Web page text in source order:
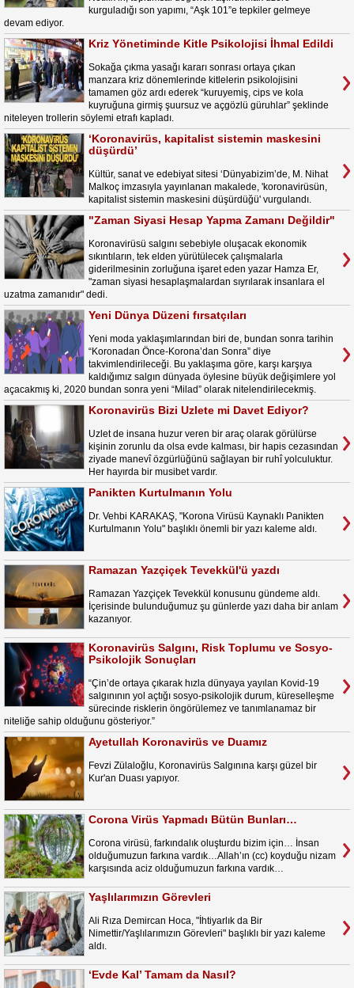
kurguladığı son yapımı, “Aşk 101”e tepkiler gelmeye
devam ediyor.
Kriz Yönetiminde Kitle Psikolojisi İhmal Edildi
Sokağa çıkma yasağı kararı sonrası ortaya çıkan
manzara kriz dönemlerinde kitlelerin psikolojisini
tamamen göz ardı ederek “kuruyemiş, cips ve kola
kuyruğuna girmiş şuursuz ve açgözlü güruhlar” şeklinde
niteleyen trollerin söylemi etrafı kapladı.
‘Koronavirüs, kapitalist sistemin maskesini
düşürdü’
Kültür, sanat ve edebiyat sitesi ‘Dünyabizim’de, M. Nihat
Malkoç imzasıyla yayınlanan makalede, 'koronavirüsün,
kapitalist sistemin maskesini düşürdüğü' vurgulandı.
"Zaman Siyasi Hesap Yapma Zamanı Değildir"
Koronavirüsü salgını sebebiyle oluşacak ekonomik
sıkıntıların, tek elden yürütülecek çalışmalarla
giderilmesinin zorluğuna işaret eden yazar Hamza Er,
"zaman siyasi hesaplaşmalardan sıyrılarak insanlara el
uzatma zamanıdır" dedi.
Yeni Dünya Düzeni fırsatçıları
Yeni moda yaklaşımlarından biri de, bundan sonra tarihin
“Koronadan Önce-Korona’dan Sonra” diye
takvimlendirileceği. Bu yaklaşıma göre, karşı karşıya
kaldığımız salgın dünyada öylesine büyük değişimlere yol
açacakmış ki, 2020 bundan sonra yeni “Milad” olarak nitelendirilecekmiş.
Koronavirüs Bizi Uzlete mi Davet Ediyor?
Uzlet de insana huzur veren bir araç olarak görülürse
kişinin zorunlu da olsa evde kalması, bir hapis cezasından
ziyade manevî özgürlüğünü sağlayan bir ruhî yolculuktur.
Her hayırda bir musibet vardır.
Panikten Kurtulmanın Yolu
Dr. Vehbi KARAKAŞ, "Korona Virüsü Kaynaklı Panikten
Kurtulmanın Yolu" başlıklı önemli bir yazı kaleme aldı.
Ramazan Yazçiçek Tevekkül'ü yazdı
Ramazan Yazçiçek Tevekkül konusunu gündeme aldı.
İçerisinde bulunduğumuz şu günlerde yazı daha bir anlam
kazanıyor.
Koronavirüs Salgını, Risk Toplumu ve Sosyo-
Psikolojik Sonuçları
“Çin’de ortaya çıkarak hızla dünyaya yayılan Kovid-19
salgınının yol açtığı sosyo-psikolojik durum, küreselleşme
sürecinde risklerin öngörülemez ve tanımlanamaz bir
niteliğe sahip olduğunu gösteriyor.”
Ayetullah Koronavirüs ve Duamız
Fevzi Zülaloğlu, Koronavirüs Salgınına karşı güzel bir
Kur'an Duası yapıyor.
Corona Virüs Yapmadı Bütün Bunları…
Corona virüsü, farkındalık oluşturdu bizim için… İnsan
olduğumuzun farkına vardık…Allah’ın (cc) koyduğu nizam
karşısında aciz olduğumuzun farkına vardık…
Yaşlılarımızın Görevleri
Ali Rıza Demircan Hoca, "İhtiyarlık da Bir
Nimettir/Yaşlılarımızın Görevleri" başlıklı bir yazı kaleme
aldı.
‘Evde Kal’ Tamam da Nasıl?